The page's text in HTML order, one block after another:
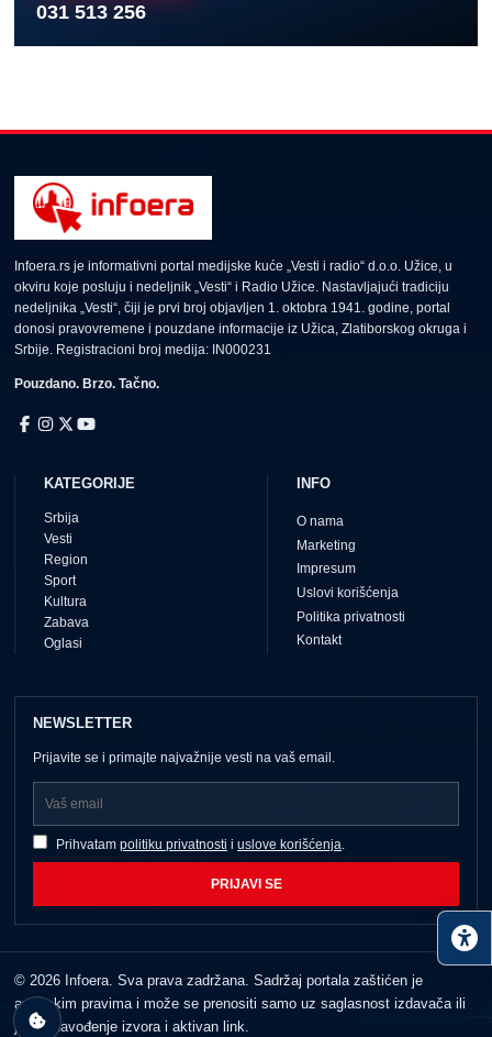
031 513 256
Infoera.rs je informativni portal medijske kuće „Vesti i radio“ d.o.o. Užice, u
okviru koje posluju i nedeljnik „Vesti“ i Radio Užice. Nastavljajući tradiciju
nedeljnika „Vesti“, čiji je prvi broj objavljen 1. oktobra 1941. godine, portal
donosi pravovremene i pouzdane informacije iz Užica, Zlatiborskog okruga i
Srbije. Registracioni broj medija: IN000231
Pouzdano. Brzo. Tačno.
KATEGORIJE
Srbija
Vesti
Region
Sport
Kultura
Zabava
Oglasi
INFO
O nama
Marketing
Impresum
Uslovi korišćenja
Politika privatnosti
Kontakt
NEWSLETTER
Prijavite se i primajte najvažnije vesti na vaš email.
Prihvatam politiku privatnosti i uslove korišćenja.
PRIJAVI SE
© 2026 Infoera. Sva prava zadržana. Sadržaj portala zaštićen je
autorskim pravima i može se prenositi samo uz saglasnost izdavača ili
jasno navođenje izvora i aktivan link.